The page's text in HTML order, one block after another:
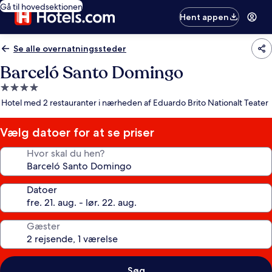
Gå til hovedsektionen
Hent appen
Se alle overnatningssteder
Barceló Santo Domingo
4.0-
stjernet
Hotel med 2 restauranter i nærheden af Eduardo Brito Nationalt Teater
Vælg datoer for at se priser
Hvor skal du hen?
Datoer
Gæster